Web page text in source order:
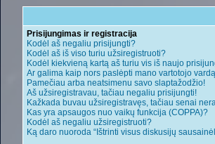
Prisijungimas ir registracija
Kodėl aš negaliu prisijungti?
Kodėl aš iš viso turiu užsiregistruoti?
Kodėl kiekvieną kartą aš turiu vis iš naujo
Ar galima kaip nors paslėpti mano vartotojo
Pamečiau arba neatsimenu savo slaptažodžio!
Aš užsiregistravau, tačiau negaliu prisijungti!
Kažkada buvau užsiregistravęs, tačiau senai
Kas yra apsaugos nuo vaikų funkcija (COPPA)?
Kodėl aš negaliu užsiregistruoti?
Ką daro nuoroda “Ištrinti visus diskusijų